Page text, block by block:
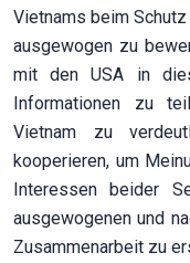
Vietnams beim
ausgewogen zu
mit den USA in
Informationen zu
Vietnam zu
kooperieren, um
Interessen beider
ausgewogenen und
Zusammenarbeit zu